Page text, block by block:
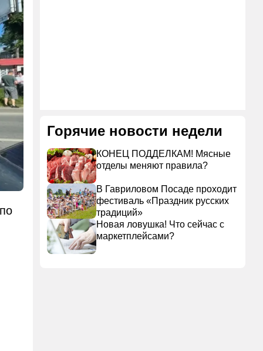
Горячие новости недели
КОНЕЦ ПОДДЕЛКАМ! Мясные
отделы меняют правила?
В Гавриловом Посаде проходит
фестиваль «Праздник русских
традиций»
Новая ловушка! Что сейчас с
маркетплейсами?